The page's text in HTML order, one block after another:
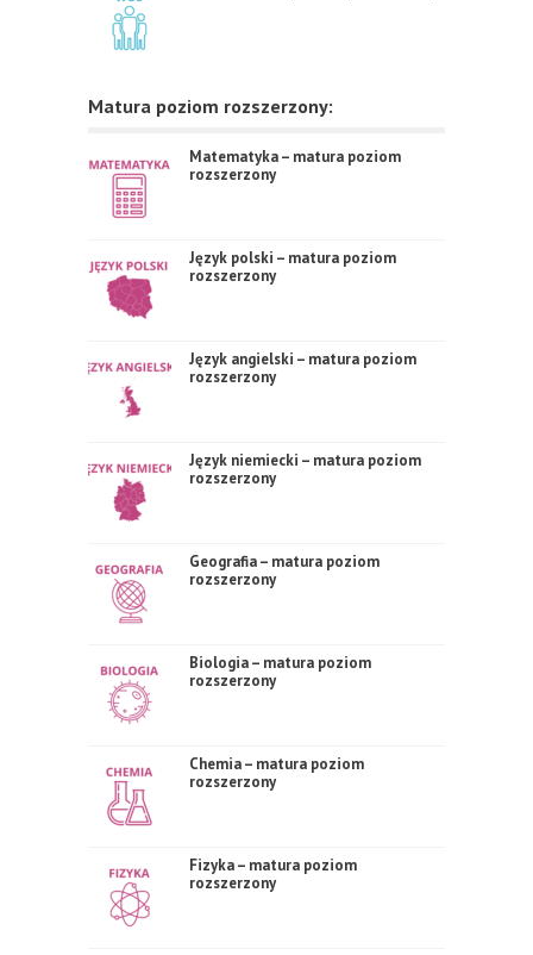
Matura poziom rozszerzony:
Matematyka – matura poziom
rozszerzony
Język polski – matura poziom
rozszerzony
Język angielski – matura poziom
rozszerzony
Język niemiecki – matura poziom
rozszerzony
Geografia – matura poziom
rozszerzony
Biologia – matura poziom
rozszerzony
Chemia – matura poziom
rozszerzony
Fizyka – matura poziom
rozszerzony